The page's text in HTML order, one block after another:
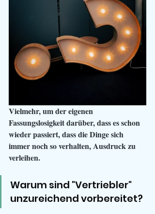
Vielmehr, um der eigenen
Fassungslosigkeit darüber, dass es schon
wieder passiert, dass die Dinge sich
immer noch so verhalten, Ausdruck zu
verleihen.
Warum sind "Vertriebler"
unzureichend vorbereitet?